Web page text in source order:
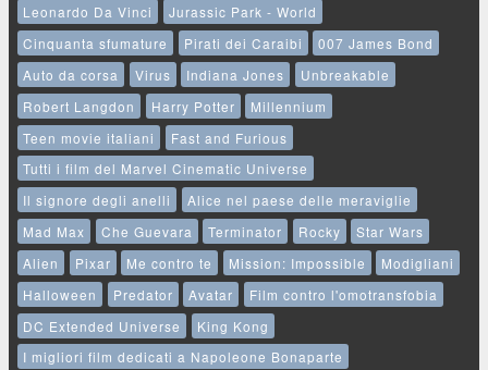
Leonardo Da Vinci
Jurassic Park - World
Cinquanta sfumature
Pirati dei Caraibi
007 James Bond
Auto da corsa
Virus Indiana Jones
Unbreakable
Robert Langdon
Harry Potter
Millennium
Teen movie italiani
Fast and Furious
Tutti i film del Marvel Cinematic Universe
Il signore degli anelli
Alice nel paese delle meraviglie
Mad Max
Che Guevara Terminator Rocky
Star Wars
Alien
Pixar Me contro te Mission: Impossible
Modigliani
Halloween
Predator Avatar
Film contro l'omotransfobia
DC Extended Universe
King Kong
I migliori film dedicati a Napoleone Bonaparte